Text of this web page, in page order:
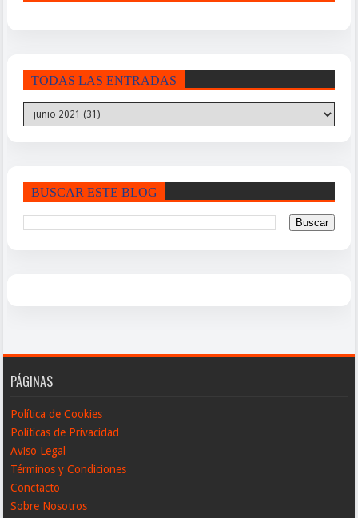
TODAS LAS ENTRADAS
BUSCAR ESTE BLOG
PÁGINAS
Política de Cookies
Políticas de Privacidad
Aviso Legal
Términos y Condiciones
Conctacto
Sobre Nosotros